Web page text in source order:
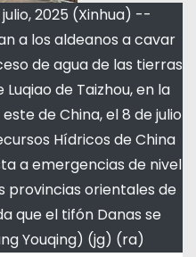
2025 (Xinhua) --
a los aldeanos a cavar
de agua de las tierras
de Taizhou, en la
de China, el 8 de julio
Hídricos de China
a emergencias de nivel
provincias orientales de
que el tifón Danas se
Youqing) (jg) (ra)